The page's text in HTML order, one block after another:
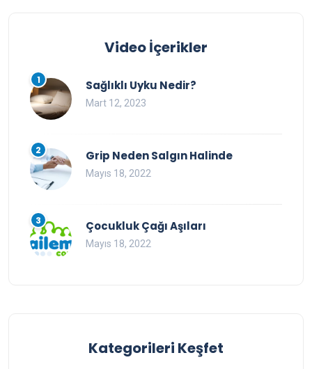
Video İçerikler
1 Sağlıklı Uyku Nedir?
Mart 12, 2023
2 Grip Neden Salgın Halinde
Mayıs 18, 2022
3 Çocukluk Çağı Aşıları
Mayıs 18, 2022
Kategorileri Keşfet